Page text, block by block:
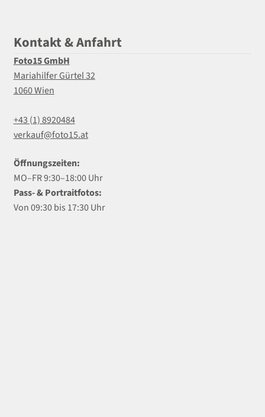
Kontakt & Anfahrt
Foto15 GmbH
Mariahilfer Gürtel 32
1060 Wien
+43 (1) 8920484
verkauf@foto15.at
Öffnungszeiten:
MO–FR 9:30–18:00 Uhr
Pass- & Portraitfotos:
Von 09:30 bis 17:30 Uhr